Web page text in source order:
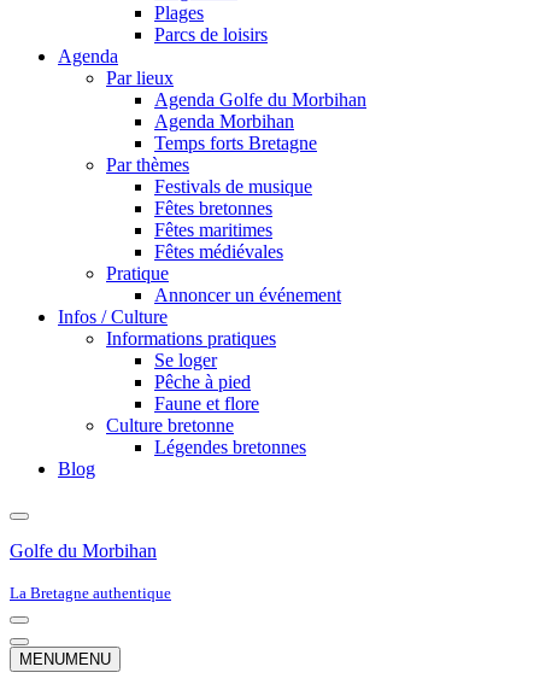
Plages
Parcs de loisirs
Agenda
Par lieux
Agenda Golfe du Morbihan
Agenda Morbihan
Temps forts Bretagne
Par thèmes
Festivals de musique
Fêtes bretonnes
Fêtes maritimes
Fêtes médiévales
Pratique
Annoncer un événement
Infos / Culture
Informations pratiques
Se loger
Pêche à pied
Faune et flore
Culture bretonne
Légendes bretonnes
Blog
Golfe du Morbihan
La Bretagne authentique
Menu
de
navigation
Menu
de
MENUMENU